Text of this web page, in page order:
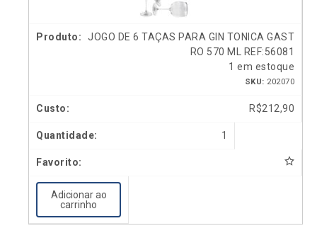
JOGO DE 6 TAÇAS PARA GIN TONICA GAST
RO 570 ML REF:56081
1 em estoque
SKU: 202070
R$212,90
1
Adicionar ao
carrinho